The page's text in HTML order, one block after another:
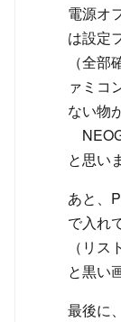
電源オ
は設定
（全
ァミコ
ない物
と思い
あと、
で入れ
（リ
と黒い
最後に